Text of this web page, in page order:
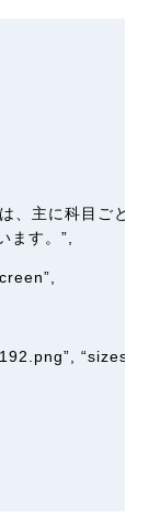
、主に科目ごと
ます。”,
“sizes”: